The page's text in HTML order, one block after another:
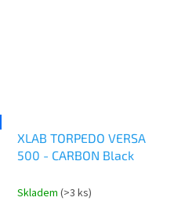
XLAB TORPEDO VERSA
500 - CARBON Black
Skladem (>3 ks)